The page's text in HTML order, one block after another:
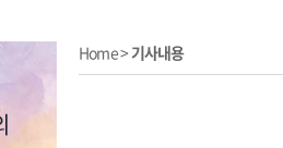
Home>기사내용